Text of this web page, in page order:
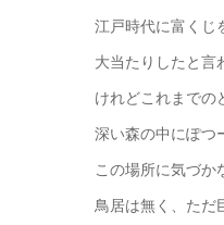
江戸時代に富くじ
大当たりしたと言
けれどこれまでの
深い森の中にぽつ
この場所に気づか
鳥居は無く、ただ